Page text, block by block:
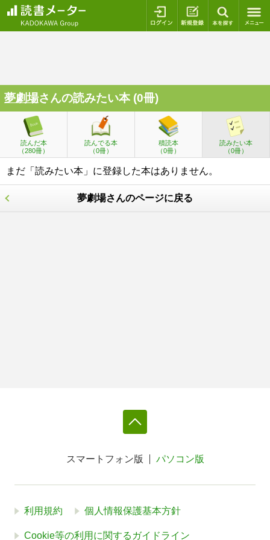
ログイン 新規登録
夢劇場さんの読みたい本 (0冊)
読んだ本
（280冊）
読んでる本
（0冊）
積読本
（0冊）
読みたい本
（0冊）
まだ「読みたい本」に登録した本はありません。
夢劇場さんのページに戻る
スマートフォン版 パソコン版
利用規約 個人情報保護基本方針
Cookie等の利用に関するガイドライン